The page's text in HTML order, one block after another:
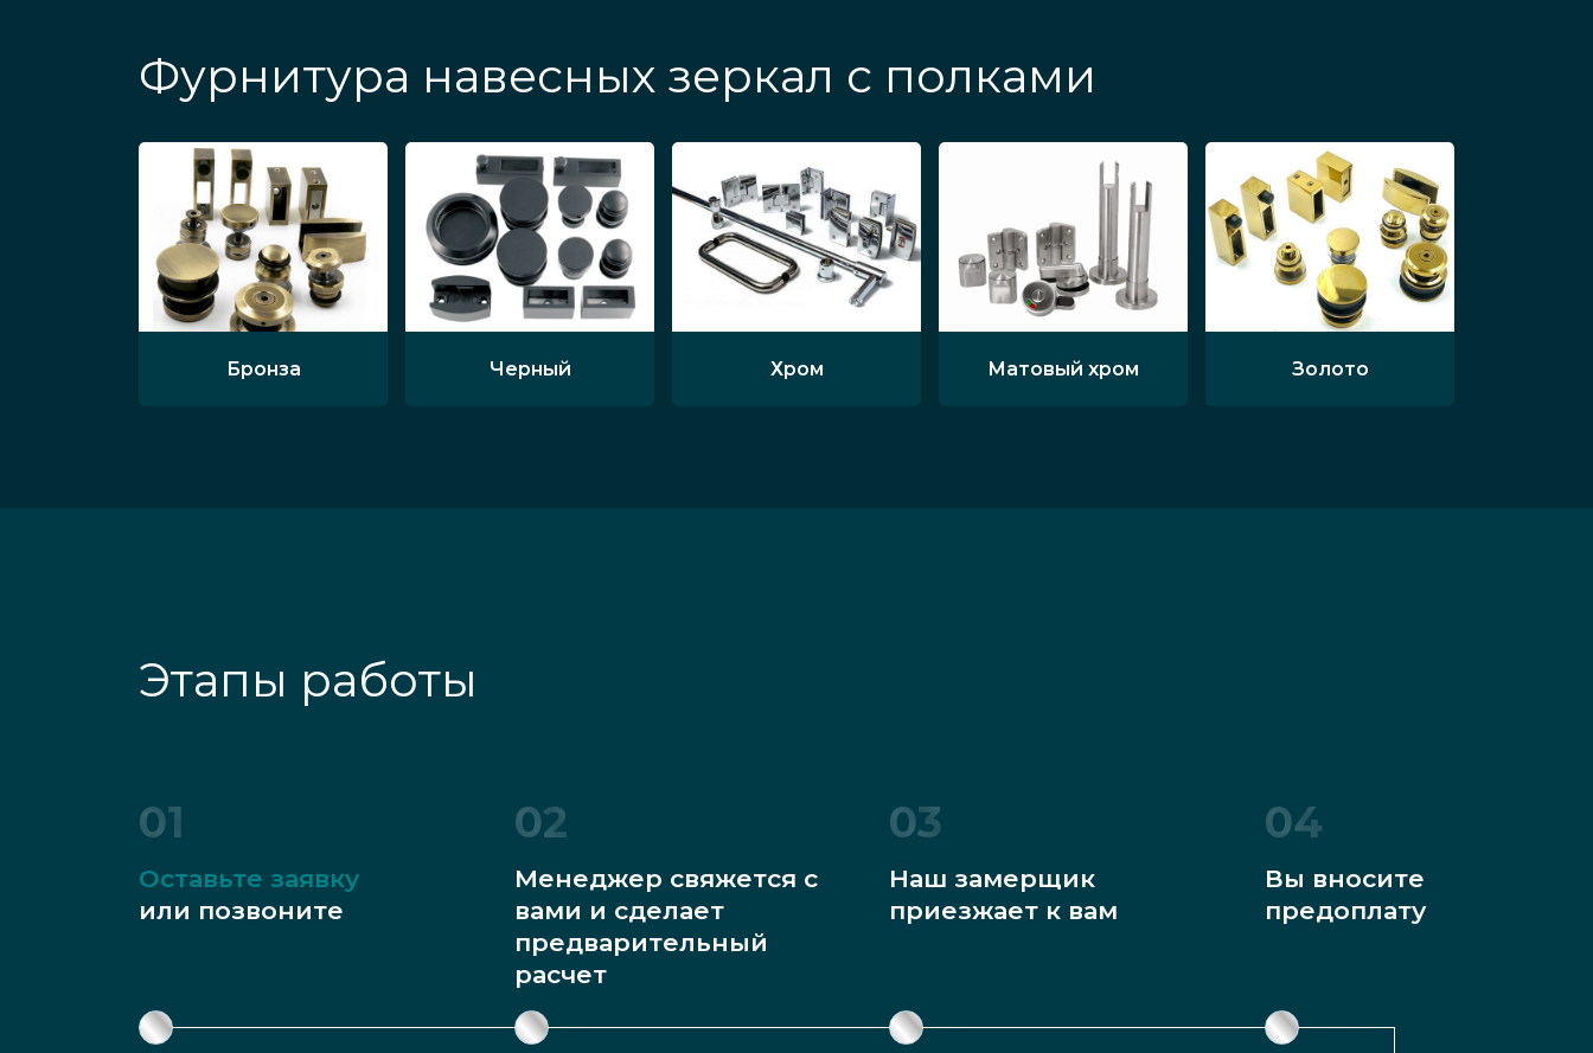
Фурнитура навесных зеркал с полками
Бронза Черный Хром Матовый хром Золото
Этапы работы
01
Оставьте заявку
или позвоните
02
Менеджер свяжется с
вами и сделает
предварительный
расчет
03
Наш замерщик
приезжает к вам
04
Вы вносите
предоплату